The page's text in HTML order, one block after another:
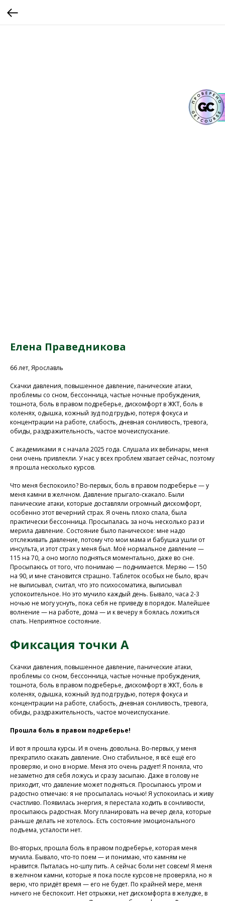
Елена Праведникова
66 лет, Ярославль
Скачки давления, повышенное давление, панические атаки,
проблемы со сном, бессонница, частые ночные пробуждения,
тошнота, боль в правом подреберье, дискомфорт в ЖКТ, боль в
коленях, одышка, кожный зуд под грудью, потеря фокуса и
концентрации на работе, слабость, дневная сонливость, тревога,
обиды, раздражительность, частое мочеиспускание.
С академиками я с начала 2025 года. Слушала их вебинары, меня
они очень привлекли. У нас у всех проблем хватает сейчас, поэтому
я прошла несколько курсов.
Что меня беспокоило? Во-первых, боль в правом подреберье — у
меня камни в желчном. Давление прыгало-скакало. Были
панические атаки, которые доставляли огромный дискомфорт,
особенно этот вечерний страх. Я очень плохо спала, была
практически бессонница. Просыпалась за ночь несколько раз и
мерила давление. Состояние было паническое: мне надо
отслеживать давление, потому что мои мама и бабушка ушли от
инсульта, и этот страх у меня был. Моё нормальное давление —
115 на 70, а оно могло подняться моментально, даже во сне.
Просыпаюсь от того, что понимаю — поднимается. Меряю — 150
на 90, и мне становится страшно. Таблеток особых не было, врач
не выписывал, считал, что это психосоматика, выписывал
успокоительное. Но это мучило каждый день. Бывало, часа 2-3
ночью не могу уснуть, пока себя не приведу в порядок. Малейшее
волнение — на работе, дома — и к вечеру я боялась ложиться
спать. Неприятное состояние.
Фиксация точки А
Скачки давления, повышенное давление, панические атаки,
проблемы со сном, бессонница, частые ночные пробуждения,
тошнота, боль в правом подреберье, дискомфорт в ЖКТ, боль в
коленях, одышка, кожный зуд под грудью, потеря фокуса и
концентрации на работе, слабость, дневная сонливость, тревога,
обиды, раздражительность, частое мочеиспускание.
Прошла боль в правом подреберье!
И вот я прошла курсы. И я очень довольна. Во-первых, у меня
прекратило скакать давление. Оно стабильное, я всё ещё его
проверяю, и оно в норме. Меня это очень радует! Я поняла, что
незаметно для себя ложусь и сразу засыпаю. Даже в голову не
приходит, что давление может подняться. Просыпаюсь утром и
радостно отмечаю: я не просыпалась ночью! Я успокоилась и живу
счастливо. Появилась энергия, я перестала ходить в сонливости,
просыпаюсь радостная. Могу планировать на вечер дела, которые
раньше делать не хотелось. Есть состояние эмоционального
подъема, усталости нет.
Во-вторых, прошла боль в правом подреберье, которая меня
мучила. Бывало, что-то поем — и понимаю, что камням не
нравится. Пыталась но-шпу пить. А сейчас боли нет совсем! Я меня
в желчном камни, которые я пока после курсов не проверяла, но я
верю, что придёт время — его не будет. По крайней мере, меня
ничего не беспокоит. Нет отрыжки, нет дискомфорта в желудке, в